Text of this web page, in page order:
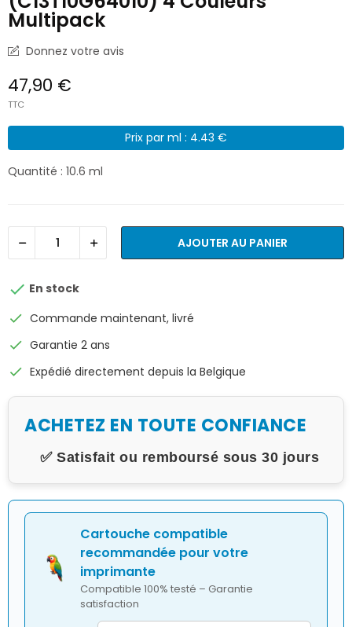
Multipack
Donnez votre avis
47,90 €
TTC
Prix par ml : 4.43 €
Quantité : 10.6 ml
AJOUTER AU PANIER
 En stock
check Commande maintenant, livré
check Garantie 2 ans
check Expédié directement depuis la Belgique
ACHETEZ EN TOUTE CONFIANCE
✅ Satisfait ou remboursé sous 30 jours
Cartouche compatible
recommandée pour votre
imprimante
Compatible 100% testé – Garantie
satisfaction